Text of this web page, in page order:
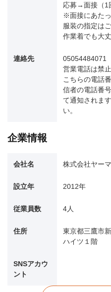
応募→面接（1
※面接にあたっ
服装の指定は
作業着でも大丈
連絡先
05054484071
営業電話は禁
こちらの電話
信者の電話番
て通知されま
い。
企業情報
会社名 株式会社ヤー
設立年 2012年
従業員数 4人
住所
東京都三鷹市
ハイツ１階
SNSアカウ
ント